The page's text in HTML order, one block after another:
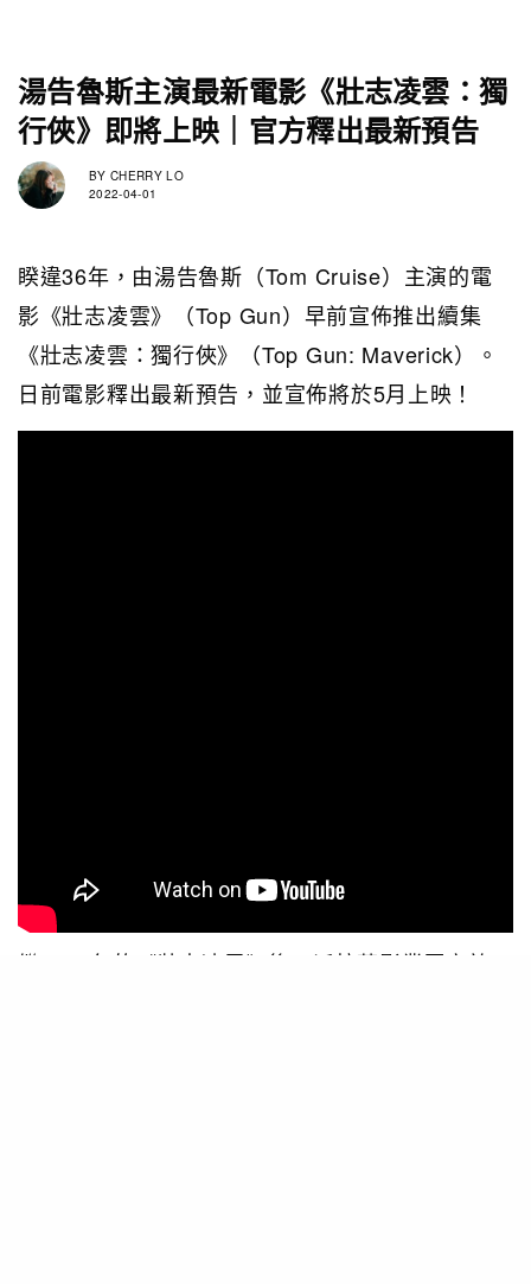
湯告魯斯主演最新電影《壯志凌雲：獨
行俠》即將上映｜官方釋出最新預告
BY CHERRY LO
2022-04-01
睽違36年，由湯告魯斯（Tom Cruise）主演的電
影《壯志凌雲》（Top Gun）早前宣佈推出續集
《壯志凌雲：獨行俠》（Top Gun: Maverick）。
日前電影釋出最新預告，並宣佈將於5月上映！
繼1986年的《壯志凌雲》後，派拉蒙影業原定於